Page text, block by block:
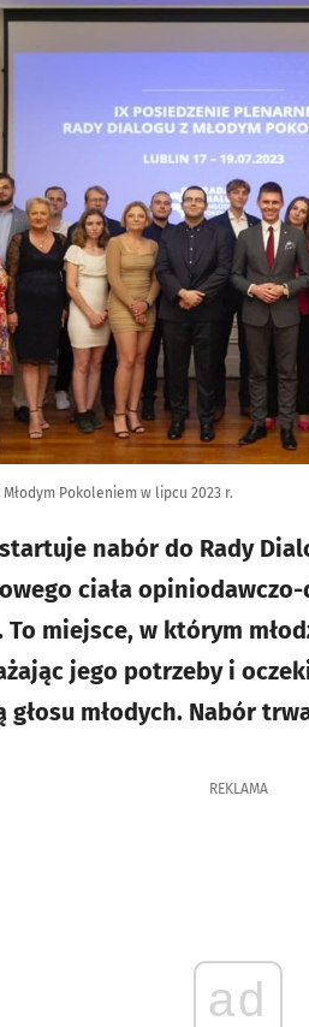
Pokoleniem w lipcu 2023 r.
nabór do Rady
ciała
miejsce, w którym
jego potrzeby i
głosu młodych. Nabór
REKLAMA
ad